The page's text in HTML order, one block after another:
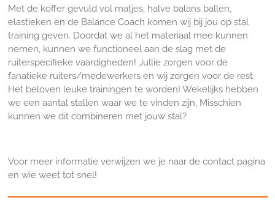
Met de koffer gevuld vol matjes, halve balans ballen,
elastieken en de Balance Coach komen wij bij jou op stal
training geven. Doordat we al het materiaal mee kunnen
nemen, kunnen we functioneel aan de slag met de
ruiterspecifieke vaardigheden! Jullie zorgen voor de
fanatieke ruiters/medewerkers en wij zorgen voor de rest.
Het beloven leuke trainingen te worden! Wekelijks hebben
we een aantal stallen waar we te vinden zijn, Misschien
kunnen we dit combineren met jouw stal?
Voor meer informatie verwijzen we je naar de contact pagina
en wie weet tot snel!